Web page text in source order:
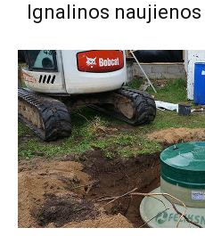
Ignalinos naujienos